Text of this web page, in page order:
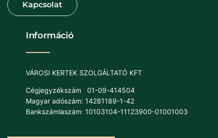
Információ
VÁROSI KERTEK SZOLGÁLTATÓ KFT
Cégjegyzékszám
01-09-414504
Magyar adószám: 14281189-1-42
Bankszámlaszám: 10103104-11123900-01001003